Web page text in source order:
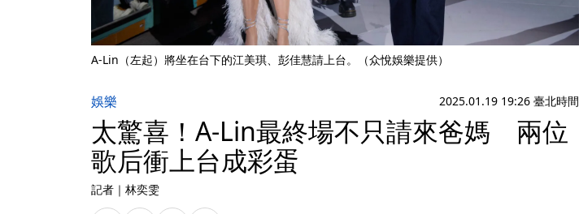
A-Lin（左起）將坐在台下的江美琪、彭佳慧請上台。（众悅娛樂提供）
娛樂 2025.01.19 19:26 臺北時間
太驚喜！A-Lin最終場不只請來爸媽 兩位
歌后衝上台成彩蛋
記者 ｜ 林奕雯